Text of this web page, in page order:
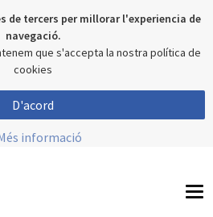
de tercers per millorar l'experiencia de
navegació.
que s'accepta la nostra política de
cookies
D'acord
informació